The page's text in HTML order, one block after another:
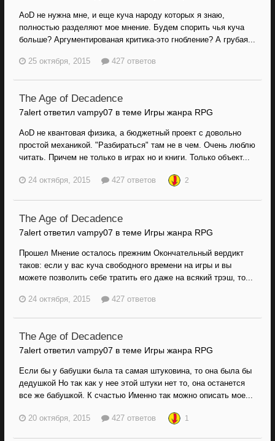
AoD не нужна мне, и еще куча народу которых я знаю,
полностью разделяют мое мнение. Будем спорить чья куча
больше? Аргументированая критика-это гнобление? А грубая...
25 октября, 2015 427 ответов
The Age of Decadence
7alert ответил vampy07 в теме Игры жанра RPG
AoD не квантовая физика, а бюджетный проект с довольно
простой механикой. "Разбираться" там не в чем. Очень люблю
читать. Причем не только в играх но и книги. Только объект...
24 октября, 2015 427 ответов 2
The Age of Decadence
7alert ответил vampy07 в теме Игры жанра RPG
Прошел Мнение осталось прежним Окончательный вердикт
таков: если у вас куча свободного времени на игры и вы
можете позволить себе тратить его даже на всякий трэш, то...
24 октября, 2015 427 ответов
The Age of Decadence
7alert ответил vampy07 в теме Игры жанра RPG
Если бы у бабушки была та самая штуковина, то она была бы
дедушкой Но так как у нее этой штуки нет то, она останется
все же бабушкой. К счастью Именно так можно описать мое...
20 октября, 2015 427 ответов 1